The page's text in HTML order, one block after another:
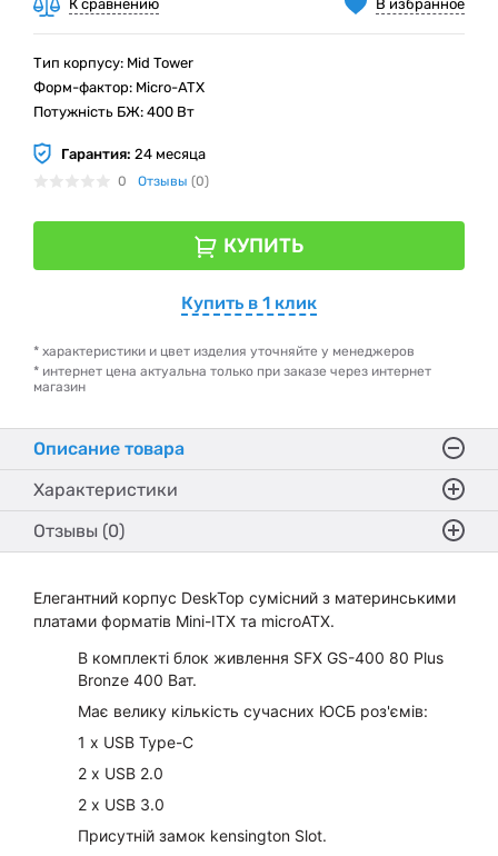
В избранное
К сравнению
Тип корпусу: Mid Tower
Форм-фактор: Micro-ATX
Потужність БЖ: 400 Вт
Гарантия: 24 месяца
0 Отзывы (0)
КУПИТЬ
Купить в 1 клик
* характеристики и цвет изделия уточняйте у менеджеров
* интернет цена актуальна только при заказе через интернет
магазин
Описание товара
Характеристики
Отзывы (0)
Елегантний корпус DeskTop сумісний з материнськими
платами форматів Mini-ITX та microATX.
В комплекті блок живлення SFX GS-400 80 Plus
Bronze 400 Ват.
Має велику кількість сучасних ЮСБ роз'ємів:
1 х USB Type-C
2 х USB 2.0
2 х USB 3.0
Присутній замок kensington Slot.